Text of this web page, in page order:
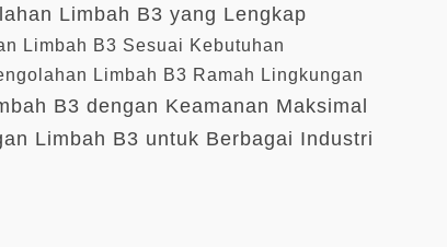
Limbah B3 yang Lengkap
Limbah B3 Sesuai Kebutuhan
Limbah B3 Ramah Lingkungan
B3 dengan Keamanan Maksimal
Limbah B3 untuk Berbagai Industri